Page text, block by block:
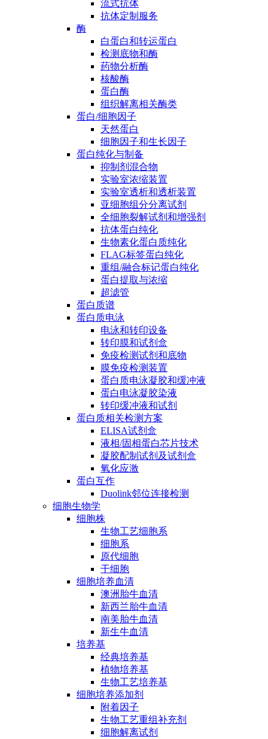
流式抗体
抗体定制服务
酶
白蛋白和转运蛋白
检测底物和酶
药物分析酶
核酸酶
蛋白酶
组织解离相关酶类
蛋白/细胞因子
天然蛋白
细胞因子和生长因子
蛋白纯化与制备
抑制剂混合物
实验室浓缩装置
实验室透析和透析装置
亚细胞组分分离试剂
全细胞裂解试剂和增强剂
抗体蛋白纯化
生物素化蛋白质纯化
FLAG标签蛋白纯化
重组/融合标记蛋白纯化
蛋白提取与浓缩
超滤管
蛋白质谱
蛋白质电泳
电泳和转印设备
转印膜和试剂盒
免疫检测试剂和底物
膜免疫检测装置
蛋白质电泳凝胶和缓冲液
蛋白电泳凝胶染液
转印缓冲液和试剂
蛋白质相关检测方案
ELISA试剂盒
液相/固相蛋白芯片技术
凝胶配制试剂及试剂盒
氧化应激
蛋白互作
Duolink邻位连接检测
细胞生物学
细胞株
生物工艺细胞系
细胞系
原代细胞
干细胞
细胞培养血清
澳洲胎牛血清
新西兰胎牛血清
南美胎牛血清
新生牛血清
培养基
经典培养基
植物培养基
生物工艺培养基
细胞培养添加剂
附着因子
生物工艺重组补充剂
细胞解离试剂